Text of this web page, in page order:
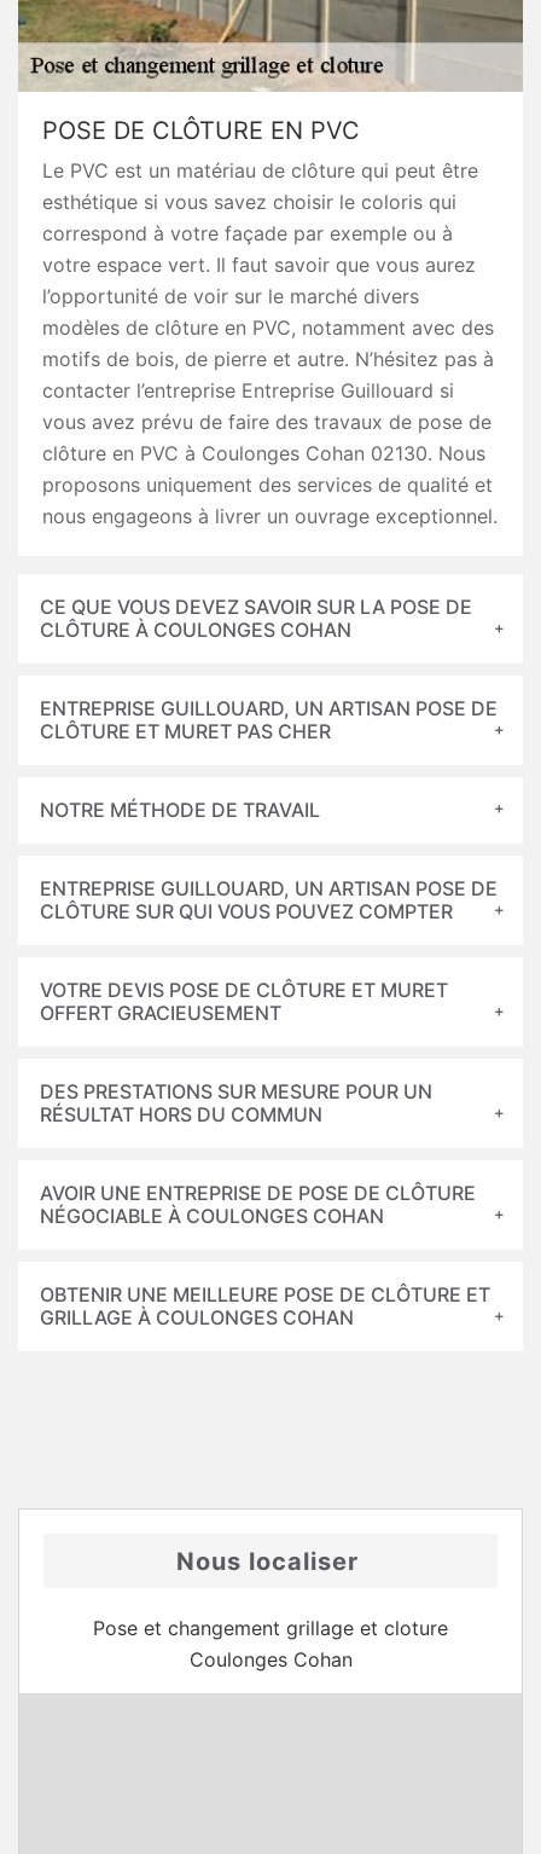
POSE DE CLÔTURE EN PVC
Le PVC est un matériau de clôture qui peut être
esthétique si vous savez choisir le coloris qui
correspond à votre façade par exemple ou à
votre espace vert. Il faut savoir que vous aurez
l’opportunité de voir sur le marché divers
modèles de clôture en PVC, notamment avec des
motifs de bois, de pierre et autre. N’hésitez pas à
contacter l’entreprise Entreprise Guillouard si
vous avez prévu de faire des travaux de pose de
clôture en PVC à Coulonges Cohan 02130. Nous
proposons uniquement des services de qualité et
nous engageons à livrer un ouvrage exceptionnel.
CE QUE VOUS DEVEZ SAVOIR SUR LA POSE DE
CLÔTURE À COULONGES COHAN
ENTREPRISE GUILLOUARD, UN ARTISAN POSE DE
CLÔTURE ET MURET PAS CHER
NOTRE MÉTHODE DE TRAVAIL
ENTREPRISE GUILLOUARD, UN ARTISAN POSE DE
CLÔTURE SUR QUI VOUS POUVEZ COMPTER
VOTRE DEVIS POSE DE CLÔTURE ET MURET
OFFERT GRACIEUSEMENT
DES PRESTATIONS SUR MESURE POUR UN
RÉSULTAT HORS DU COMMUN
AVOIR UNE ENTREPRISE DE POSE DE CLÔTURE
NÉGOCIABLE À COULONGES COHAN
OBTENIR UNE MEILLEURE POSE DE CLÔTURE ET
GRILLAGE À COULONGES COHAN
Nous localiser
Pose et changement grillage et cloture
Coulonges Cohan